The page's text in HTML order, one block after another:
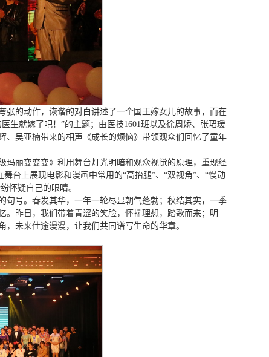
张的动作，诙谐的对白讲述了一个国王嫁女儿的故事，而在
生就嫁了吧！”的主题；由医技1601班以及徐周娇、张珺瑗
吴亚楠带来的相声《成长的烦恼》带领观众们回忆了童年
玛丽变变变》利用舞台灯光明暗和观众视觉的原理，重现经
台上展现电影和漫画中常用的“高抬腿”、“双视角”、“慢动
怀疑自己的眼睛。
号。春发其华，一年一轮尽显朝气蓬勃；秋结其实，一季
昨日，我们带着青涩的笑脸，怀揣理想，踏歌而来；明
未来仕途漫漫，让我们共同谱写生命的华章。